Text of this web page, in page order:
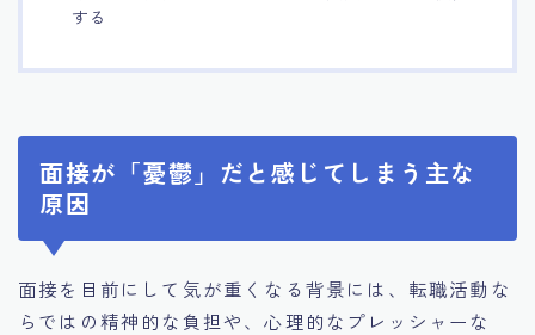
する
面接が「憂鬱」だと感じてしまう主な
原因
面接を目前にして気が重くなる背景には、転職活動な
らではの精神的な負担や、心理的なプレッシャーな